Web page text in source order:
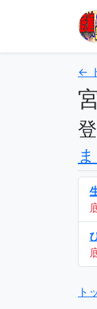
←
ト